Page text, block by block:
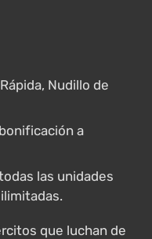
Nudillo de
a
las unidades
que luchan de